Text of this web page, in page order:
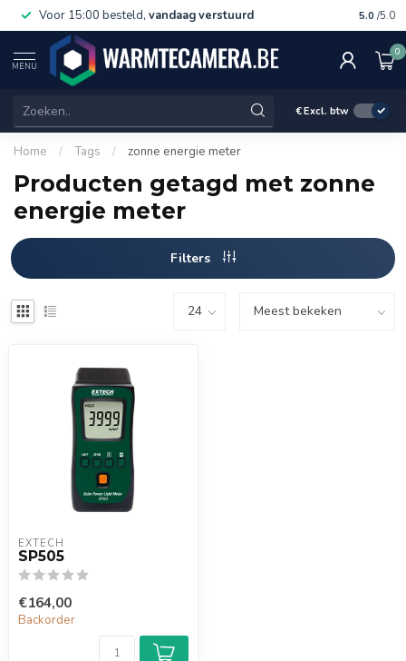
Voor 15:00 besteld, vandaag verstuurd Gratis
5.0 /5.0
MENU
0
€Excl. btw
Home / Tags / zonne energie meter
Producten getagd met zonne
energie meter
Filters
EXTECH
SP505
€164,00
Backorder